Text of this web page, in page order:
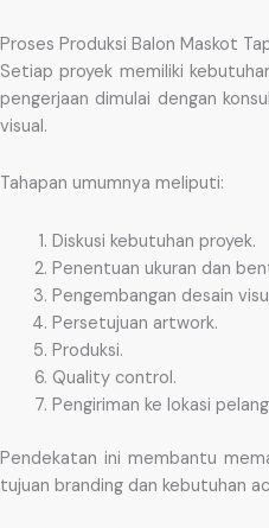
Proses Produksi Balon Maskot
Setiap proyek memiliki
pengerjaan dimulai dengan
visual.
Tahapan umumnya meliputi:
Diskusi kebutuhan proyek.
Penentuan ukuran dan
Pengembangan desain
Persetujuan artwork.
Produksi.
Quality control.
Pengiriman ke lokasi
Pendekatan ini membantu
tujuan branding dan kebutuhan